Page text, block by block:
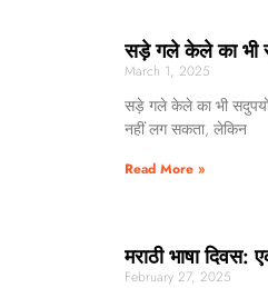
सड़े गले केले का भी
March 1, 2025
सड़े गले केले का भी
नहीं लग सकता, लेकिन
Read More »
मराठी भाषा दिवस:
February 27, 2025